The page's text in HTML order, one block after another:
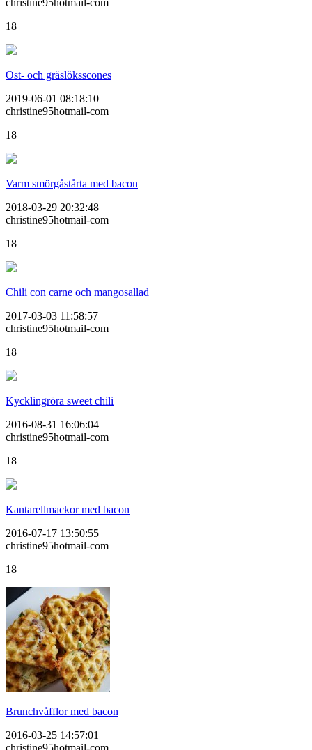
christine95hotmail-com
18
Ost- och gräslöksscones
2019-06-01 08:18:10
christine95hotmail-com
18
Varm smörgåstårta med bacon
2018-03-29 20:32:48
christine95hotmail-com
18
Chili con carne och mangosallad
2017-03-03 11:58:57
christine95hotmail-com
18
Kycklingröra sweet chili
2016-08-31 16:06:04
christine95hotmail-com
18
Kantarellmackor med bacon
2016-07-17 13:50:55
christine95hotmail-com
18
Brunchvåfflor med bacon
2016-03-25 14:57:01
christine95hotmail-com